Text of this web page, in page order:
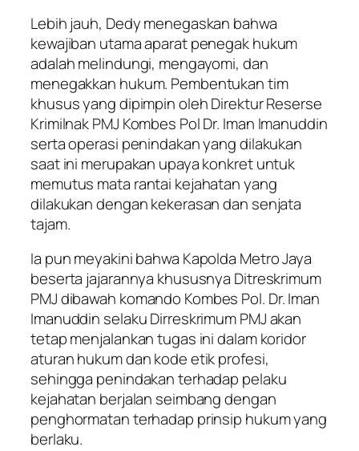
Lebih jauh, Dedy menegaskan bahwa
kewajiban utama aparat penegak hukum
adalah melindungi, mengayomi, dan
menegakkan hukum. Pembentukan tim
khusus yang dipimpin oleh Direktur Reserse
Krimilnak PMJ Kombes Pol Dr. Iman Imanuddin
serta operasi penindakan yang dilakukan
saat ini merupakan upaya konkret untuk
memutus mata rantai kejahatan yang
dilakukan dengan kekerasan dan senjata
tajam.
Ia pun meyakini bahwa Kapolda Metro Jaya
beserta jajarannya khususnya Ditreskrimum
PMJ dibawah komando Kombes Pol. Dr. Iman
Imanuddin selaku Dirreskrimum PMJ akan
tetap menjalankan tugas ini dalam koridor
aturan hukum dan kode etik profesi,
sehingga penindakan terhadap pelaku
kejahatan berjalan seimbang dengan
penghormatan terhadap prinsip hukum yang
berlaku.